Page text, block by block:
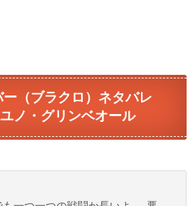
（ブラクロ）ネタバレ
ノ・グリンベオール